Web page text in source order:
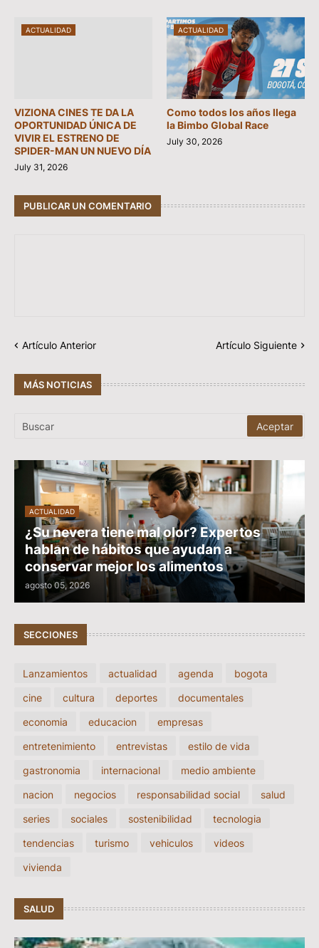
ACTUALIDAD
VIZIONA CINES TE DA LA
OPORTUNIDAD ÚNICA DE
VIVIR EL ESTRENO DE
SPIDER-MAN UN NUEVO DÍA
July 31, 2026
ACTUALIDAD
Como todos los años llega
la Bimbo Global Race
July 30, 2026
PUBLICAR UN COMENTARIO
Artículo Anterior Artículo Siguiente
MÁS NOTICIAS
ACTUALIDAD
¿Su nevera tiene mal olor? Expertos
hablan de hábitos que ayudan a
conservar mejor los alimentos
agosto 05, 2026
SECCIONES
Lanzamientos actualidad agenda
bogota
cine
cultura deportes
documentales
economia
educacion
empresas
entretenimiento
entrevistas
estilo de vida
gastronomia
internacional
medio ambiente
nacion
negocios responsabilidad social
salud
series
sociales sostenibilidad
tecnologia
tendencias
turismo vehiculos
videos
vivienda
SALUD